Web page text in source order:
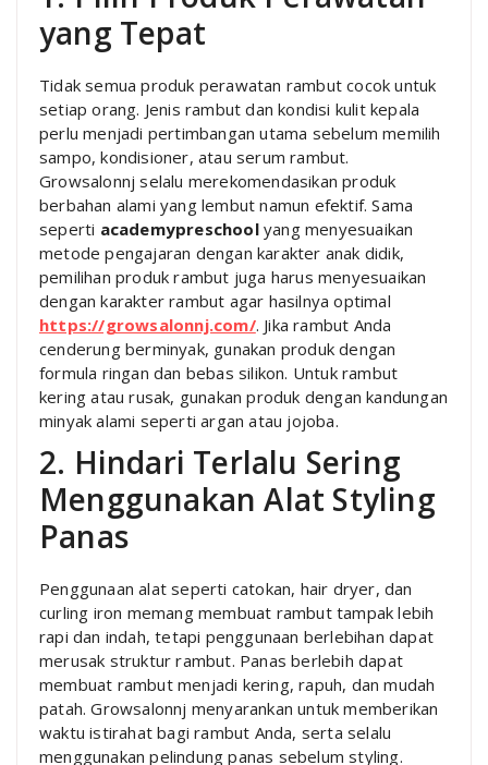
yang Tepat
Tidak semua produk perawatan rambut cocok untuk
setiap orang. Jenis rambut dan kondisi kulit kepala
perlu menjadi pertimbangan utama sebelum memilih
sampo, kondisioner, atau serum rambut.
Growsalonnj selalu merekomendasikan produk
berbahan alami yang lembut namun efektif. Sama
seperti academypreschoolyang menyesuaikan
metode pengajaran dengan karakter anak didik,
pemilihan produk rambut juga harus menyesuaikan
dengan karakter rambut agar hasilnya optimal
https://growsalonnj.com/. Jika rambut Anda
cenderung berminyak, gunakan produk dengan
formula ringan dan bebas silikon. Untuk rambut
kering atau rusak, gunakan produk dengan kandungan
minyak alami seperti argan atau jojoba.
2. Hindari Terlalu Sering
Menggunakan Alat Styling
Panas
Penggunaan alat seperti catokan, hair dryer, dan
curling iron memang membuat rambut tampak lebih
rapi dan indah, tetapi penggunaan berlebihan dapat
merusak struktur rambut. Panas berlebih dapat
membuat rambut menjadi kering, rapuh, dan mudah
patah. Growsalonnj menyarankan untuk memberikan
waktu istirahat bagi rambut Anda, serta selalu
menggunakan pelindung panas sebelum styling.